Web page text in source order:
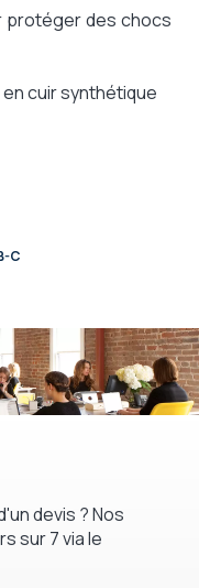
C
protéger des chocs
cuir synthétique
devis ? Nos
sur 7 via le